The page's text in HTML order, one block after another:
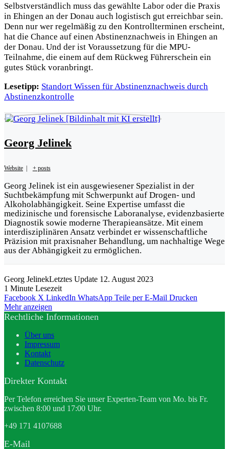
Selbstverständlich muss das gewählte Labor oder die Praxis
in Ehingen an der Donau auch logistisch gut erreichbar sein.
Denn nur wer regelmäßig zu den Kontrollterminen erscheint,
hat die Chance auf einen Abstinenznachweis in Ehingen an
der Donau. Und der ist Voraussetzung für die MPU-
Teilnahme, die einem auf dem Rückweg Führerschein ein
gutes Stück voranbringt.
Lesetipp: Standort Wissen für Abstinenznachweis durch
Abstinenzkontrolle
Georg Jelinek
Website + posts
Georg Jelinek ist ein ausgewiesener Spezialist in der
Suchtbekämpfung mit Schwerpunkt auf Drogen- und
Alkoholabhängigkeit. Seine Expertise umfasst die
medizinische und forensische Laboranalyse, evidenzbasierte
Diagnostik sowie moderne Therapieansätze. Mit einem
interdisziplinären Ansatz verbindet er wissenschaftliche
Präzision mit praxisnaher Behandlung, um nachhaltige Wege
aus der Abhängigkeit zu ermöglichen.
Georg JelinekLetztes Update 12. August 2023
1 Minute Lesezeit
Facebook X LinkedIn WhatsApp Teile per E-Mail Drucken
Mehr anzeigen
Rechtliche Informationen
Über uns
Impressum
Kontakt
Datenschutz
Direkter Kontakt
Per Telefon erreichen Sie unser Experten-Team von Mo. bis Fr.
zwischen 8:00 und 17:00 Uhr.
+49 171 4107688
E-Mail